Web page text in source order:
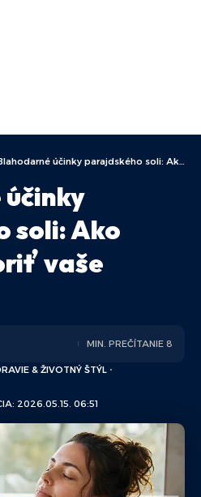
účinky parajdského soli: Ako môže podporiť vaše zdravie?
soli: Ako
vaše
2026.05.15. 06:51
& ŽIVOTNÝ ŠTÝL
MIN. PREČÍTANIE 8